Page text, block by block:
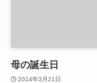
母の誕生日
2014年3月21日